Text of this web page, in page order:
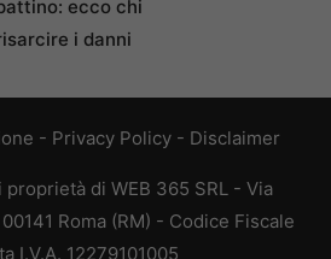
ecco chi
i danni
- Privacy Policy - Disclaimer
di WEB 365 SRL - Via
Roma (RM) - Codice Fiscale
I.V.A. 12279101005